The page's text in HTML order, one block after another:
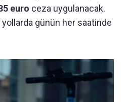
euro ceza uygulanacak.
yollarda günün her saatinde